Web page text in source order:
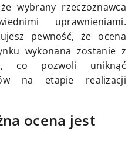
wybrany rzeczoznawca
uprawnieniami.
pewność, że ocena
wykonana zostanie z
co pozwoli uniknąć
na etapie realizacji
ocena jest